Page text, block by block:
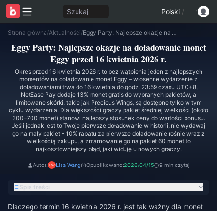
Szukaj Polski /
Strona główna/Aktualności/ Eggy Party: Najlepsze okazje na doładowanie monet Eggy przed 16 kwietnia 2026 r.
Eggy Party: Najlepsze okazje na doładowanie monet
Eggy przed 16 kwietnia 2026 r.
Okres przed 16 kwietnia 2026 r. to bez wątpienia jeden z najlepszych
momentów na doładowanie monet Eggy – wiosenne wydarzenie z
doładowaniami trwa do 16 kwietnia do godz. 23:59 czasu UTC+8,
NetEase Pay dodaje 13% monet gratis do wybranych pakietów, a
limitowane skórki, takie jak Precious Wings, są dostępne tylko w tym
cyklu wydarzenia. Dla większości graczy pakiet średniej wielkości (około
300–700 monet) stanowi najlepszy stosunek ceny do wartości bonusu.
Jeśli jednak jest to Twoje pierwsze doładowanie w historii, nie wydawaj
go na mały pakiet – 10% rabatu za pierwsze doładowanie rośnie wraz z
wielkością zakupu, a zmarnowanie go na pakiet 60 monet to
najkosztowniejszy błąd, jaki widuję u nowych graczy.
Autor: Lisa Wang Opublikowano:2026/04/15 9 min czytaj
Spis treści
Dlaczego termin 16 kwietnia 2026 r. jest tak ważny dla monet